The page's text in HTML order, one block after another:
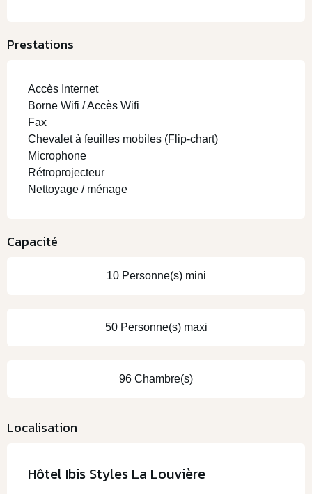
Prestations
Accès Internet
Borne Wifi / Accès Wifi
Fax
Chevalet à feuilles mobiles (Flip-chart)
Microphone
Rétroprojecteur
Nettoyage / ménage
Capacité
10 Personne(s) mini
50 Personne(s) maxi
96 Chambre(s)
Localisation
Hôtel Ibis Styles La Louvière